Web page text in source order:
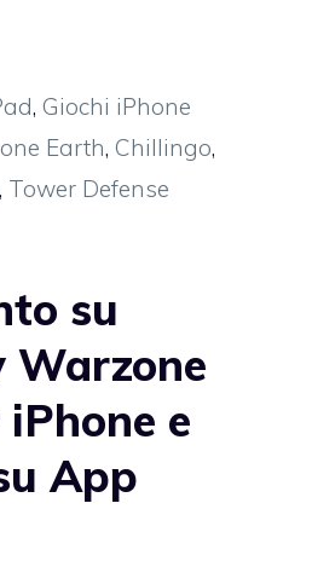
, Giochi iPhone
Earth, Chillingo,
, Tower Defense
su
Warzone
e
App